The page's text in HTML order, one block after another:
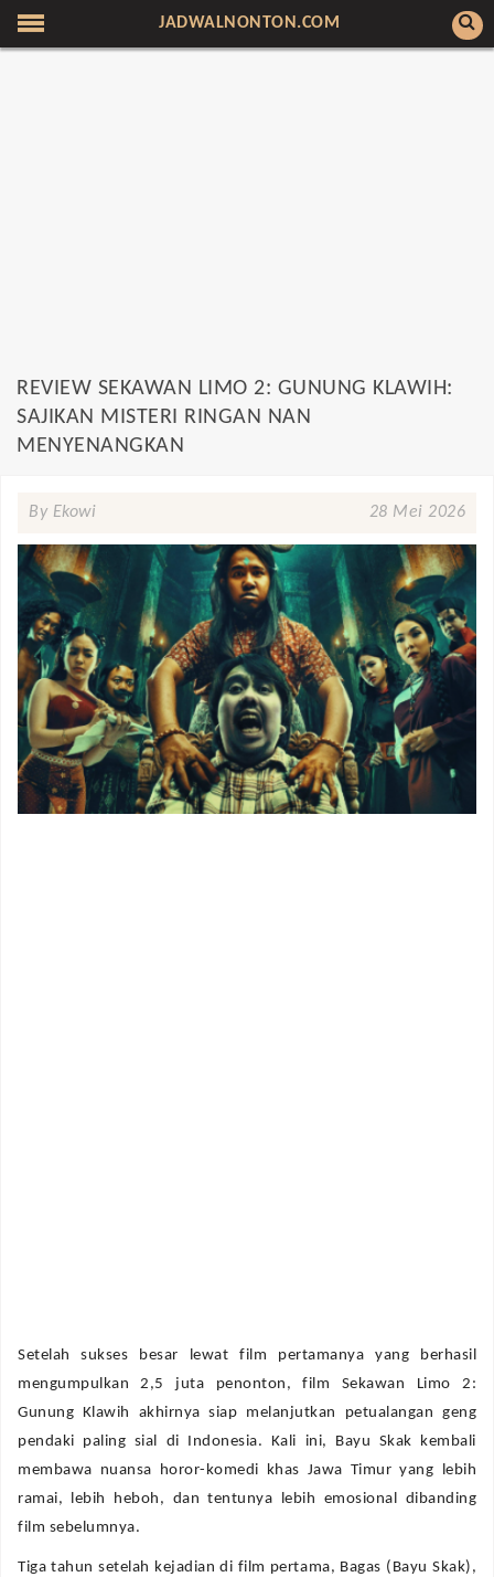
JADWALNONTON.COM
REVIEW SEKAWAN LIMO 2: GUNUNG KLAWIH:
SAJIKAN MISTERI RINGAN NAN
MENYENANGKAN
By Ekowi 28 Mei 2026
Setelah sukses besar lewat film pertamanya yang berhasil
mengumpulkan 2,5 juta penonton, film Sekawan Limo 2:
Gunung Klawih akhirnya siap melanjutkan petualangan geng
pendaki paling sial di Indonesia. Kali ini, Bayu Skak kembali
membawa nuansa horor-komedi khas Jawa Timur yang lebih
ramai, lebih heboh, dan tentunya lebih emosional dibanding
film sebelumnya.
Tiga tahun setelah kejadian di film pertama, Bagas (Bayu Skak),